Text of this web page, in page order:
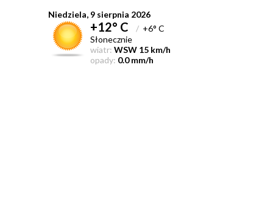
Niedziela, 9 sierpnia 2026
+12° C /+6° C
Słonecznie
wiatr: WSW 15 km/h
opady: 0.0 mm/h